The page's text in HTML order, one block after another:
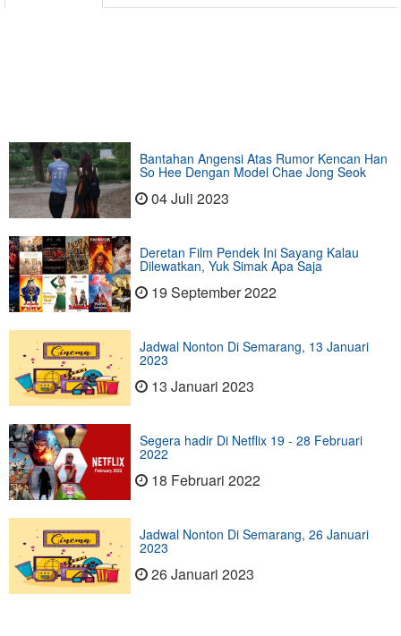
Bantahan Angensi Atas Rumor Kencan Han
So Hee Dengan Model Chae Jong Seok
04 Juli 2023
Deretan Film Pendek Ini Sayang Kalau
Dilewatkan, Yuk Simak Apa Saja
19 September 2022
Jadwal Nonton Di Semarang, 13 Januari
2023
13 Januari 2023
Segera hadir Di Netflix 19 - 28 Februari
2022
18 Februari 2022
Jadwal Nonton Di Semarang, 26 Januari
2023
26 Januari 2023